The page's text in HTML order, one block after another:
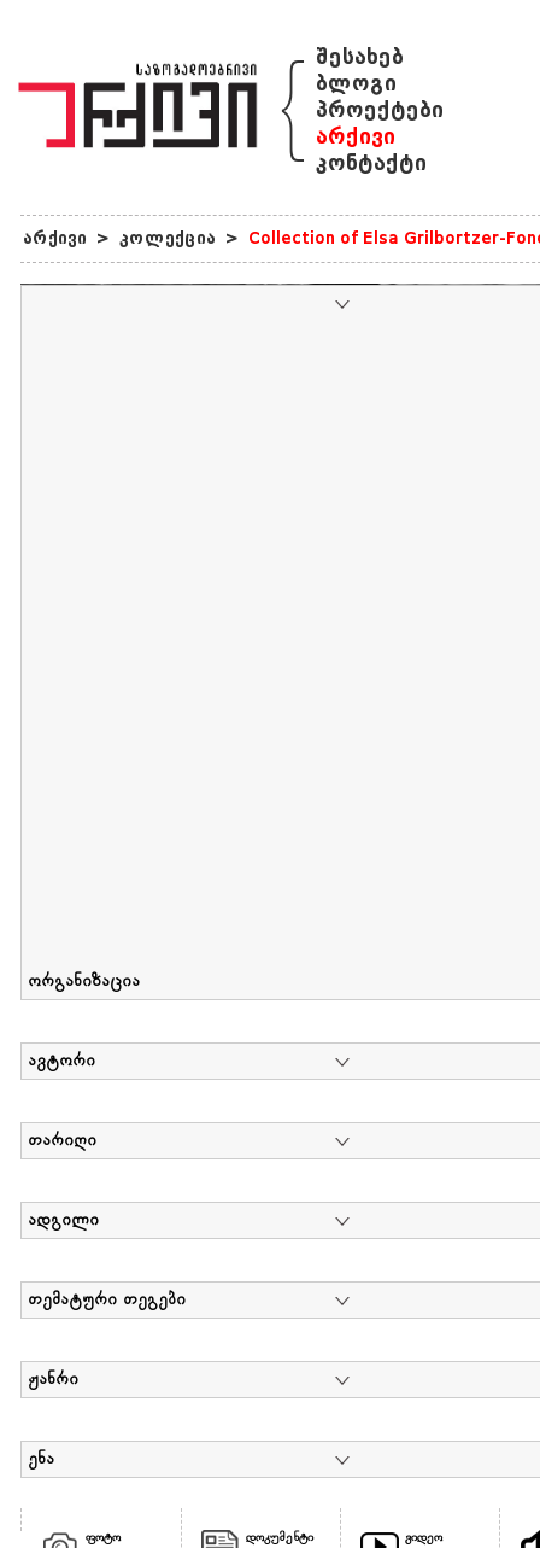
{ შესახებ
ბლოგი
პროექტები
არქივი
კონტაქტი
არქივი > კოლექცია > Collection of Elsa Grilbortzer-
ორგანიზაცია
ავტორი
თარიღი
ადგილი
თემატური თეგები
ჟანრი
ენა
ფოტო დოკუმენტი ვიდეო